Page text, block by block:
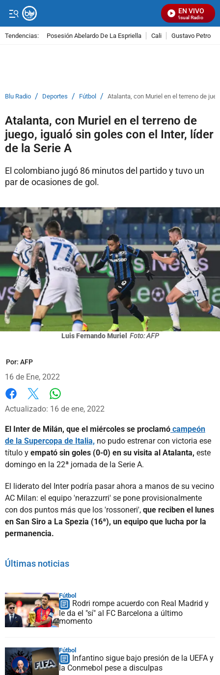
EN VIVO
Señal Visual Radio
Tendencias: Posesión Abelardo De La Espriella Cali Gustavo Petro
Blu Radio / Deportes / Fútbol / Atalanta, con Muriel en el terreno de
Atalanta, con Muriel en el terreno de
juego, igualó sin goles con el Inter, líder
de la Serie A
El colombiano jugó 86 minutos del partido y tuvo un
par de ocasiones de gol.
Luis Fernando Muriel Foto: AFP
Por: AFP
16 de Ene, 2022
Facebook
X
Actualizado: 16 de ene, 2022
El Inter de Milán, que el miércoles se proclamó campeón
de la Supercopa de Italia, no pudo estrenar con victoria ese
título y empató sin goles (0-0) en su visita al Atalanta, este
domingo en la 22ª jornada de la Serie A.
El liderato del Inter podría pasar ahora a manos de su vecino
AC Milan: el equipo 'nerazzurri' se pone provisionalmente
con dos puntos más que los 'rossoneri', que reciben el lunes
en San Siro a La Spezia (16ª), un equipo que lucha por la
permanencia.
Últimas noticias
Fútbol
Rodri rompe acuerdo con Real Madrid y
le da el "sí" al FC Barcelona a último
momento
Fútbol
Infantino sigue bajo presión de la UEFA y
la Conmebol pese a disculpas